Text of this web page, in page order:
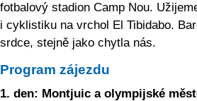
fotbalový stadion Camp Nou.
i cyklistiku na vrchol El Tibidabo.
srdce, stejně jako chytla nás.
Program zájezdu
1. den: Montjuic a olympijské